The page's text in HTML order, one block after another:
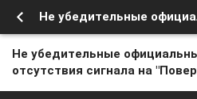
Не убедительные
отсутствия сигнала на